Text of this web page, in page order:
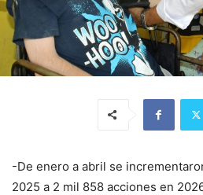
-De enero a abril se
2025 a 2 mil 858 acciones en